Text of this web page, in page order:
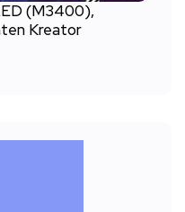
(M3400),
Kreator